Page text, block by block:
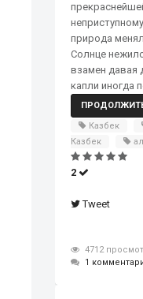
природа
Солнце
взамен давая
капли иногда
Казбек
Казбек
2
Tweet
4712
1